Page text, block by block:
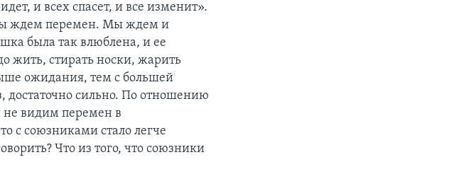
и всех спасет, и все изменит».
ждем перемен. Мы ждем и
была так влюблена, и ее
жить, стирать носки, жарить
ожидания, тем с большей
достаточно сильно. По отношению
не видим перемен в
с союзниками стало легче
Что из того, что союзники